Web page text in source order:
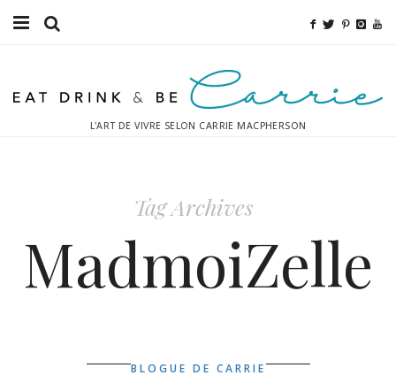
Sport
Destinations
L'ART DE VIVRE SELON CARRIE MACPHERSON
Tag Archives
MadmoiZelle
BLOGUE DE CARRIE